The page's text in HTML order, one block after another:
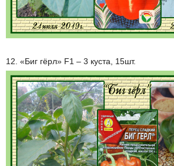
12. «Биг гёрл» F1 – 3 куста, 15шт.